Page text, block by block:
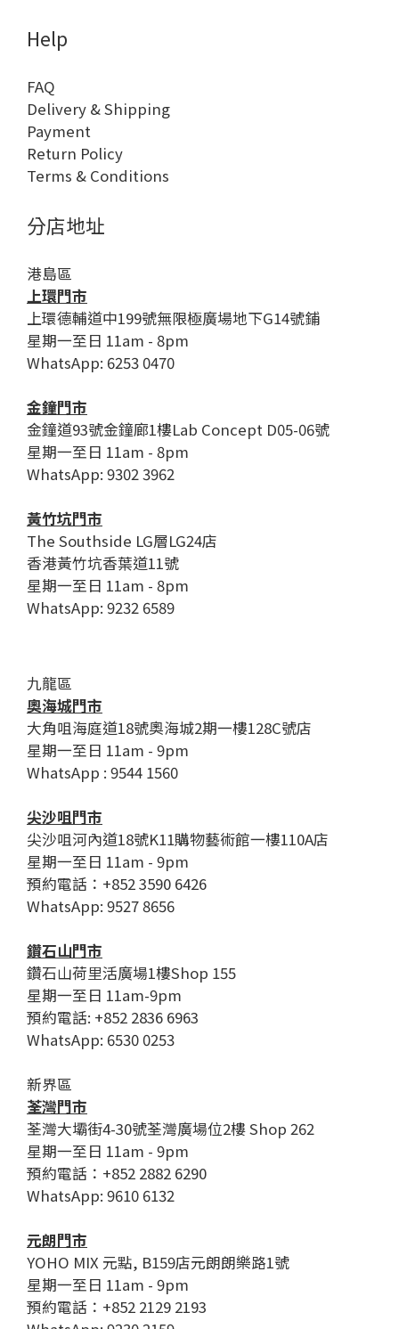
Help
FAQ
Delivery & Shipping
Payment
Return Policy
Terms & Conditions
分店地址
港島區
上環門市
上環德輔道中199號無限極廣場地下G14號鋪
星期一至日 11am - 8pm
WhatsApp: 6253 0470
金鐘門市
金鐘道93號金鐘廊1樓Lab Concept D05-06號
星期一至日 11am - 8pm
WhatsApp: 9302 3962
黃竹坑門市
The Southside LG層LG24店
香港黃竹坑香葉道11號
星期一至日 11am - 8pm
WhatsApp: 9232 6589
九龍區
奧海城門市
大角咀海庭道18號奧海城2期一樓128C號店
星期一至日 11am - 9pm
WhatsApp : 9544 1560
尖沙咀門市
尖沙咀河內道18號K11購物藝術館一樓110A店
星期一至日 11am - 9pm
預約電話：+852 3590 6426
WhatsApp: 9527 8656
鑽石山門市
鑽石山荷里活廣場1樓Shop 155
星期一至日 11am-9pm
預約電話: +852 2836 6963
WhatsApp: 6530 0253
新界區
荃灣門市
荃灣大壩街4-30號荃灣廣場位2樓 Shop 262
星期一至日 11am - 9pm
預約電話：+852 2882 6290
WhatsApp: 9610 6132
元朗門市
YOHO MIX 元點, B159店元朗朗樂路1號
星期一至日 11am - 9pm
預約電話：+852 2129 2193